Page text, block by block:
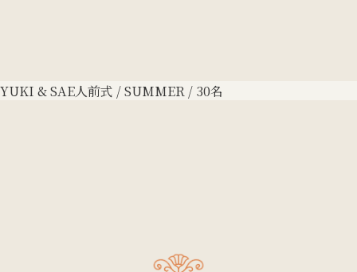
YUKI & SAE人前式 / SUMMER / 30名